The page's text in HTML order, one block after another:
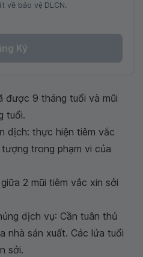
về bảo vệ DLCN.
Ký
được 9 tháng tuổi và mũi
tuổi.
dịch: thực hiện tiêm vắc
trong phạm vi của
2 mũi tiêm vắc xin sởi
dịch vụ: Cần tuân thủ
nhà sản xuất. Các lứa tuổi
sởi.